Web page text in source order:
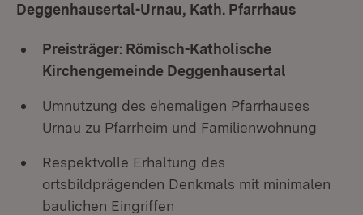
Deggenhausertal-Urnau, Kath. Pfarrhaus
Preisträger: Römisch-Katholische
Kirchengemeinde Deggenhausertal
Umnutzung des ehemaligen Pfarrhauses
Urnau zu Pfarrheim und Familienwohnung
Respektvolle Erhaltung des
ortsbildprägenden Denkmals mit minimalen
baulichen Eingriffen